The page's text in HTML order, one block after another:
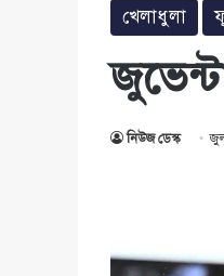
খেলাধুলা
নিউজ ডেস্ক